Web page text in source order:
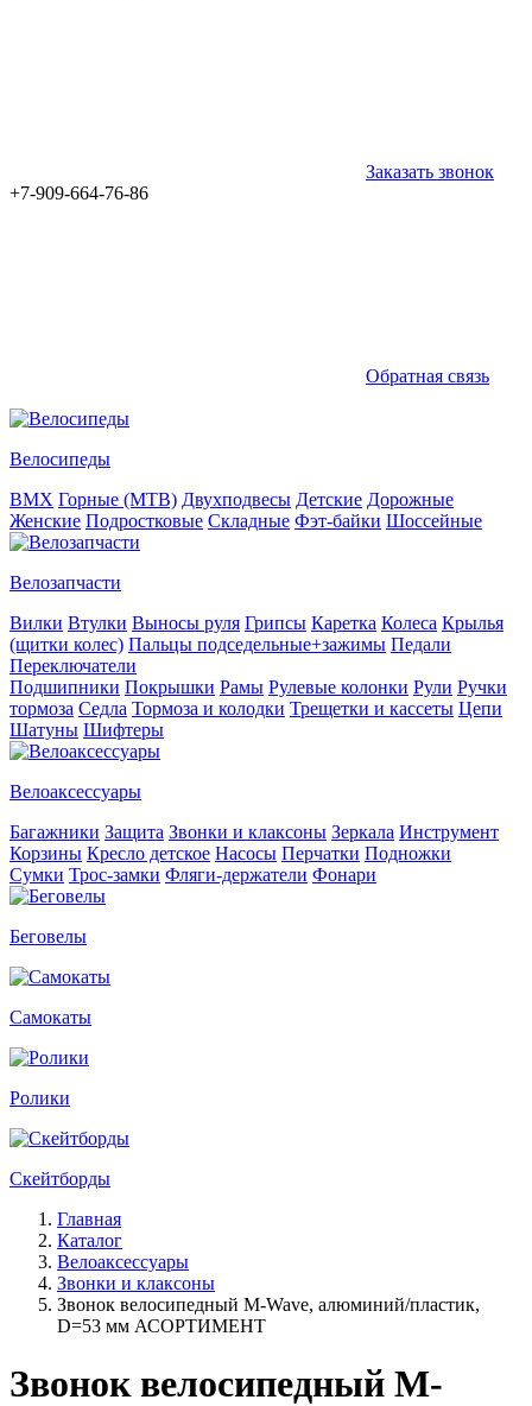
Заказать звонок
+7-909-664-76-86
Обратная связь
Велосипеды
BMX Горные (MTB) Двухподвесы Детские Дорожные
Женские Подростковые Складные Фэт-байки Шоссейные
Велозапчасти
Вилки Втулки Выносы руля Грипсы Каретка Колеса Крылья
(щитки колес) Пальцы подседельные+зажимы Педали
Переключатели
Подшипники Покрышки Рамы Рулевые колонки Рули Ручки
тормоза Седла Тормоза и колодки Трещетки и кассеты Цепи
Шатуны Шифтеры
Велоаксессуары
Багажники Защита Звонки и клаксоны Зеркала Инструмент
Корзины Кресло детское Насосы Перчатки Подножки
Сумки Трос-замки Фляги-держатели Фонари
Беговелы
Самокаты
Ролики
Скейтборды
Главная
Каталог
Велоаксессуары
Звонки и клаксоны
Звонок велосипедный M-Wave, алюминий/пластик,
D=53 мм АСОРТИМЕНТ
Звонок велосипедный M-